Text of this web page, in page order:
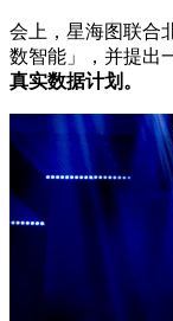
会上，星海图联合
数智能」，并提出
真实数据计划。